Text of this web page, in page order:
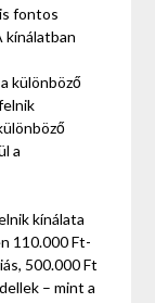
fontos
kínálatban
különböző
a
kínálata
110.000 Ft-
500.000 Ft
– mint a